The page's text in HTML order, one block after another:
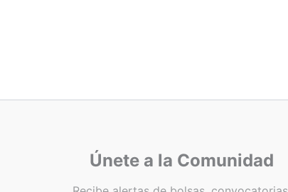
Únete a la Comunidad